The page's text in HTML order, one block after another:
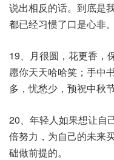
说出相反的话。到底是
都已经习惯了口是心非。
19、月很圆，花更香，
愿你天天哈哈笑；手中
多，忧愁少，预祝中秋
20、年轻人如果想让自
倍努力，为自己的未来
础做前提的。